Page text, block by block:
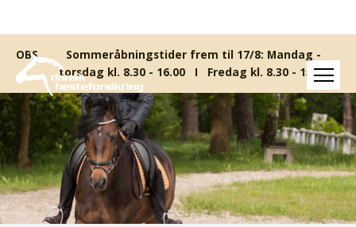
Sommeråbningstider frem til 17/8: Mandag -
torsdag kl. 8.30 - 16.00 I Fredag kl. 8.30 - 15.00